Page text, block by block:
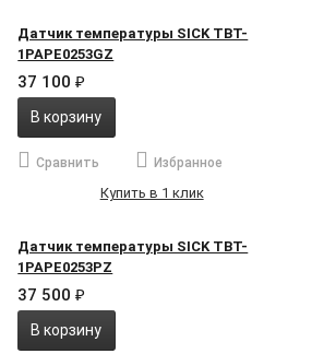
Датчик температуры SICK TBT-
1PAPE0253GZ
37 100₽
В корзину
Сравнить Избранное
Купить в 1 клик
Датчик температуры SICK TBT-
1PAPE0253PZ
37 500₽
В корзину